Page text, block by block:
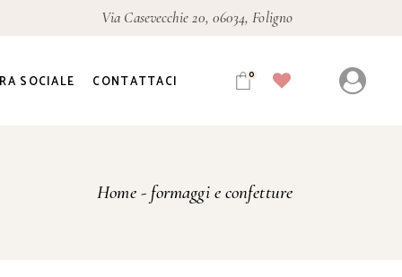
Via Casevecchie 20, 06034, Foligno
SOCIALE CONTATTACI 0
Home formaggi e confetture